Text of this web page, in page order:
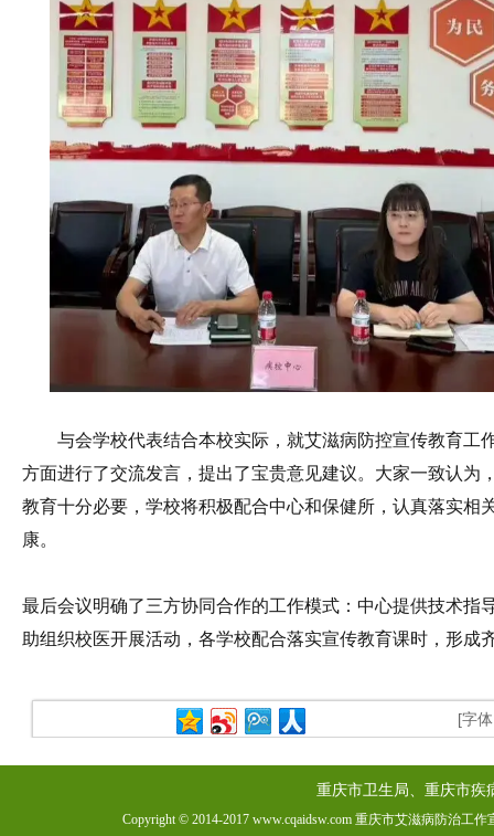
与会学校代表结合本校实际，就艾滋病防控宣传教育工
方面进行了交流发言，提出了宝贵意见建议。大家一致认为
教育十分必要，学校将积极配合中心和保健所，认真落实相
康。
最后会议明确了三方协同合作的工作模式：中心提供技术指
助组织校医开展活动，各学校配合落实宣传教育课时，形成
[字
重庆市卫生局、重庆市疾
Copyright © 2014-2017 www.cqaidsw.com 重庆市艾滋病防治工